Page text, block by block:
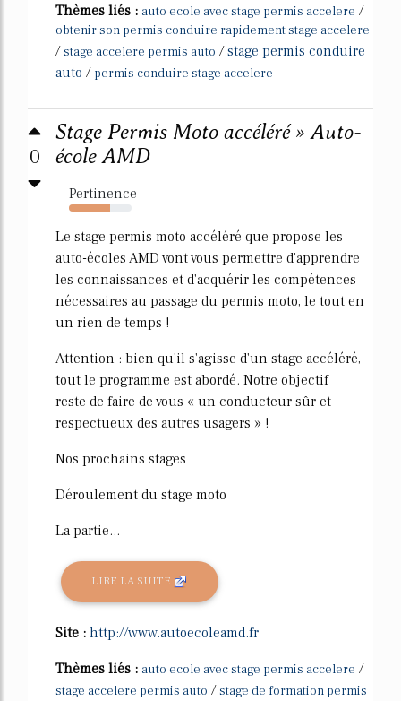
Thèmes liés : auto ecole avec stage permis accelere /
obtenir son permis conduire rapidement stage accelere
/stage accelere permis auto /stage permis conduire
auto / permis conduire stage accelere
0
Stage Permis Moto accéléré » Auto-
école AMD
Pertinence
65%
Le stage permis moto accéléré que propose les
auto-écoles AMD vont vous permettre d'apprendre
les connaissances et d'acquérir les compétences
nécessaires au passage du permis moto, le tout en
un rien de temps !
Attention : bien qu'il s'agisse d'un stage accéléré,
tout le programme est abordé. Notre objectif
reste de faire de vous « un conducteur sûr et
respectueux des autres usagers » !
Nos prochains stages
Déroulement du stage moto
La partie...
LIRE LA SUITE
Site : http://www.autoecoleamd.fr
Thèmes liés : auto ecole avec stage permis accelere /
stage accelere permis auto /stage de formation permis